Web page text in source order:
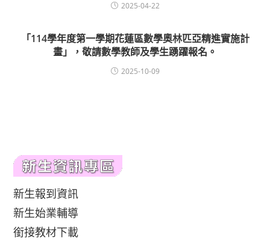
2025-04-22
「114學年度第一學期花蓮區數學奧林匹亞精進實施計
畫」，敬請數學教師及學生踴躍報名。
2025-10-09
新生報到資訊
新生始業輔導
銜接教材下載